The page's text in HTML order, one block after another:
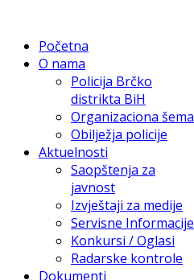
Početna
O nama
Policija Brčko
distrikta BiH
Organizaciona šema
Obilježja policije
Aktuelnosti
Saopštenja za
javnost
Izvještaji za medije
Servisne Informacije
Konkursi / Oglasi
Radarske kontrole
Dokumenti